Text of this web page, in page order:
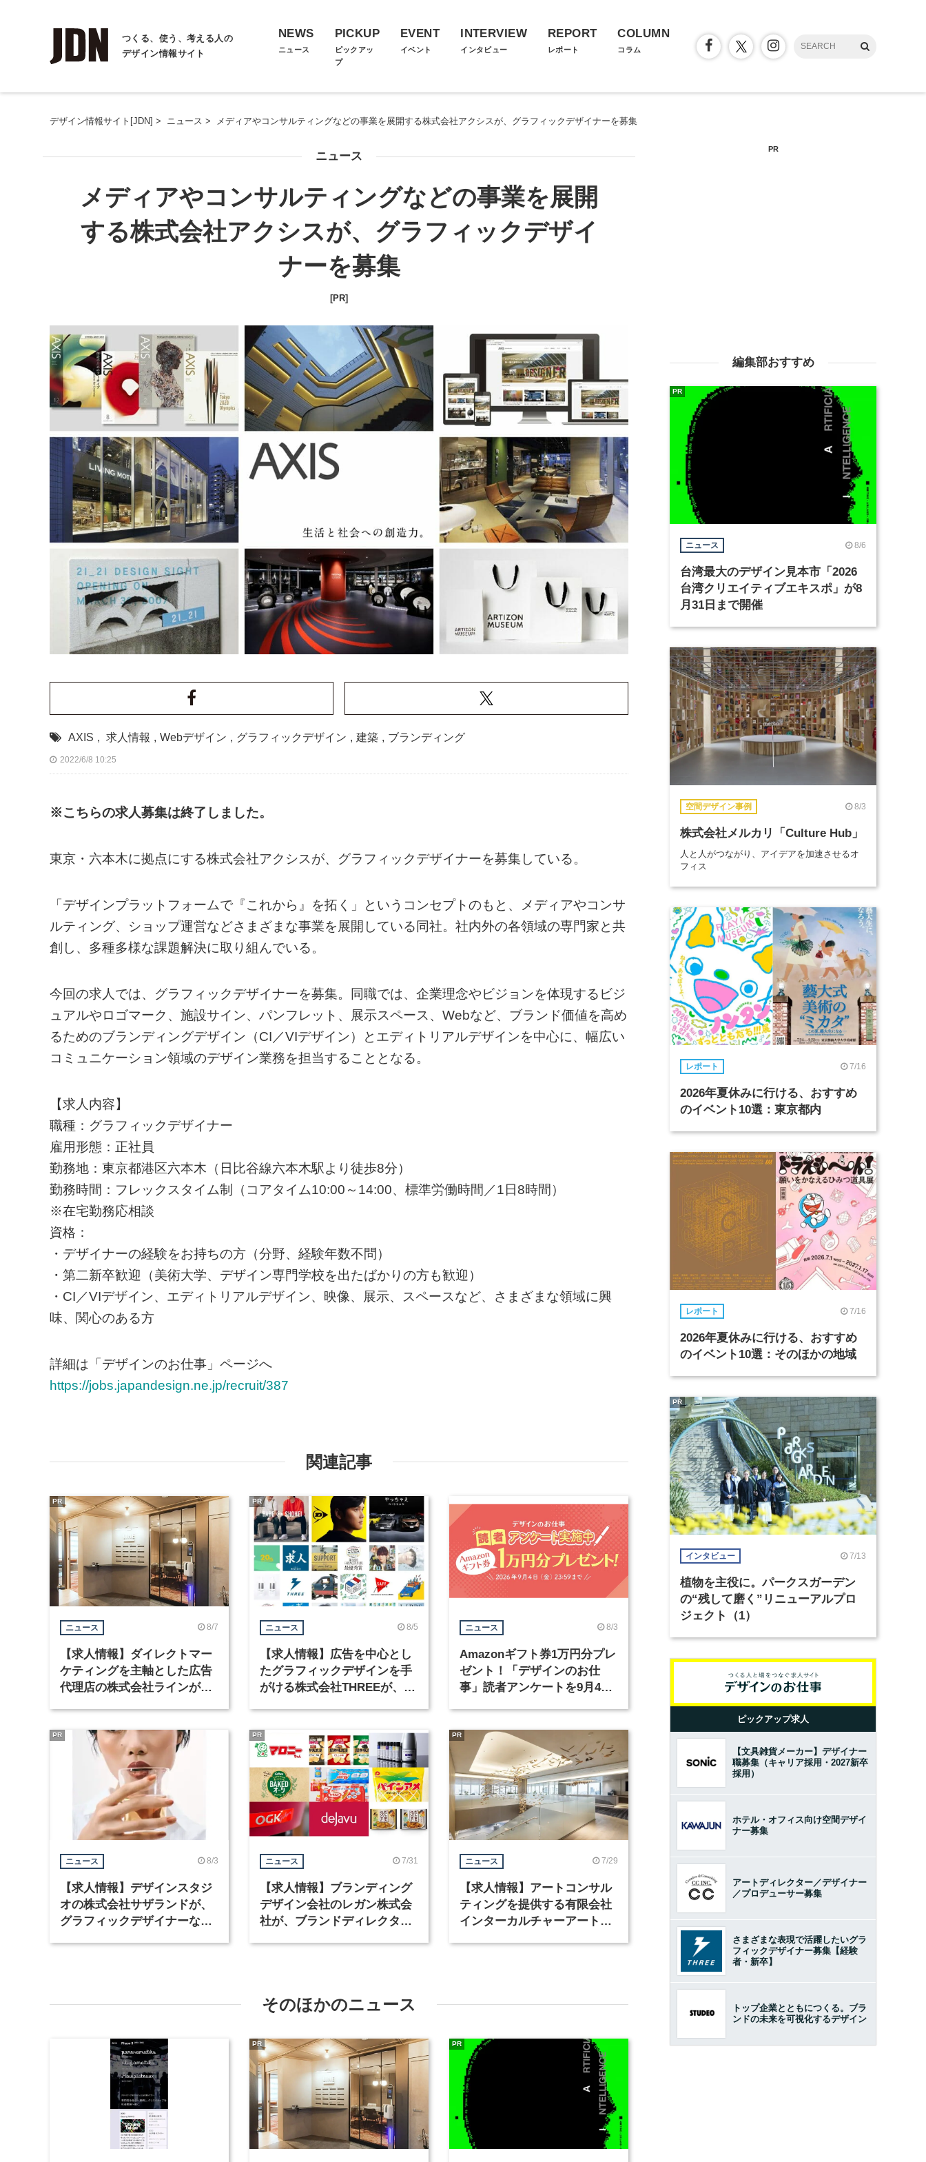
つくる、使う、考える人の
デザイン情報サイト
NEWS
ニュース
PICKUP
ピックアッ
プ
EVENT
イベント
INTERVIEW
インタビュー
REPORT
レポート
COLUMN
コラム
デザイン情報サイト[JDN] > ニュース > メディアやコンサルティングなどの事業を展開する株式会社アクシスが、グラフィックデザイナーを募集
ニュース
メディアやコンサルティングなどの事業を展開
する株式会社アクシスが、グラフィックデザイ
ナーを募集
[PR]
AXIS , 求人情報 , Webデザイン , グラフィックデザイン , 建築 , ブランディング
2022/6/8 10:25
※こちらの求人募集は終了しました。
東京・六本木に拠点にする株式会社アクシスが、グラフィックデザイナーを募集している。
「デザインプラットフォームで『これから』を拓く」というコンセプトのもと、メディアやコンサ
ルティング、ショップ運営などさまざまな事業を展開している同社。社内外の各領域の専門家と共
創し、多種多様な課題解決に取り組んでいる。
今回の求人では、グラフィックデザイナーを募集。同職では、企業理念やビジョンを体現するビジ
ュアルやロゴマーク、施設サイン、パンフレット、展示スペース、Webなど、ブランド価値を⾼め
るためのブランディングデザイン（CI／VIデザイン）とエディトリアルデザインを中心に、幅広い
コミュニケーション領域のデザイン業務を担当することとなる。
【求人内容】
職種：グラフィックデザイナー
雇用形態：正社員
勤務地：東京都港区六本木（日比谷線六本木駅より徒歩8分）
勤務時間：フレックスタイム制（コアタイム10:00～14:00、標準労働時間／1日8時間）
※在宅勤務応相談
資格：
・デザイナーの経験をお持ちの⽅（分野、経験年数不問）
・第⼆新卒歓迎（美術大学、デザイン専門学校を出たばかりの方も歓迎）
・CI／VIデザイン、エディトリアルデザイン、映像、展示、スペースなど、さまざまな領域に興
味、関心のある方
詳細は「デザインのお仕事」ページへ
https://jobs.japandesign.ne.jp/recruit/387
関連記事
ニュース 8/7
【求人情報】ダイレクトマー
ケティングを主軸とした広告
代理店の株式会社ラインが、
PR
ニュース 8/5
【求人情報】広告を中心とし
たグラフィックデザインを手
がける株式会社THREEが、グ
PR
ニュース 8/3
Amazonギフト券1万円分プレ
ゼント！「デザインのお仕
事」読者アンケートを9月4日
ニュース 8/3
【求人情報】デザインスタジ
オの株式会社サザランドが、
グラフィックデザイナーなど2
PR
ニュース 7/31
【求人情報】ブランディング
デザイン会社のレガン株式会
社が、ブランドディレクター
PR
ニュース 7/29
【求人情報】アートコンサル
ティングを提供する有限会社
インターカルチャーアート
PR
そのほかのニュース
PR PR
PR
編集部おすすめ
ニュース 8/6
台湾最大のデザイン見本市「2026
台湾クリエイティブエキスポ」が8
月31日まで開催
PR
空間デザイン事例 8/3
株式会社メルカリ「Culture Hub」
人と人がつながり、アイデアを加速させるオ
フィス
レポート 7/16
2026年夏休みに行ける、おすすめ
のイベント10選：東京都内
レポート 7/16
2026年夏休みに行ける、おすすめ
のイベント10選：そのほかの地域
インタビュー 7/13
植物を主役に。パークスガーデン
の“残して磨く”リニューアルプロ
ジェクト（1）
PR
ピックアップ求人
【文具雑貨メーカー】デザイナー
職募集（キャリア採用・2027新卒
採用）
ホテル・オフィス向け空間デザイ
ナー募集
アートディレクター／デザイナー
／プロデューサー募集
さまざまな表現で活躍したいグラ
フィックデザイナー募集【経験
者・新卒】
トップ企業とともにつくる。ブラ
ンドの未来を可視化するデザイン